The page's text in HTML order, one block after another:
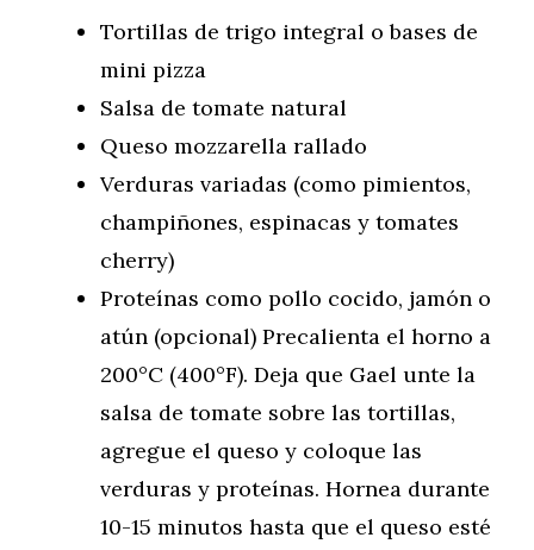
Tortillas de trigo integral o bases de
mini pizza
Salsa de tomate natural
Queso mozzarella rallado
Verduras variadas (como pimientos,
champiñones, espinacas y tomates
cherry)
Proteínas como pollo cocido, jamón o
atún (opcional) Precalienta el horno a
200°C (400°F). Deja que Gael unte la
salsa de tomate sobre las tortillas,
agregue el queso y coloque las
verduras y proteínas. Hornea durante
10-15 minutos hasta que el queso esté